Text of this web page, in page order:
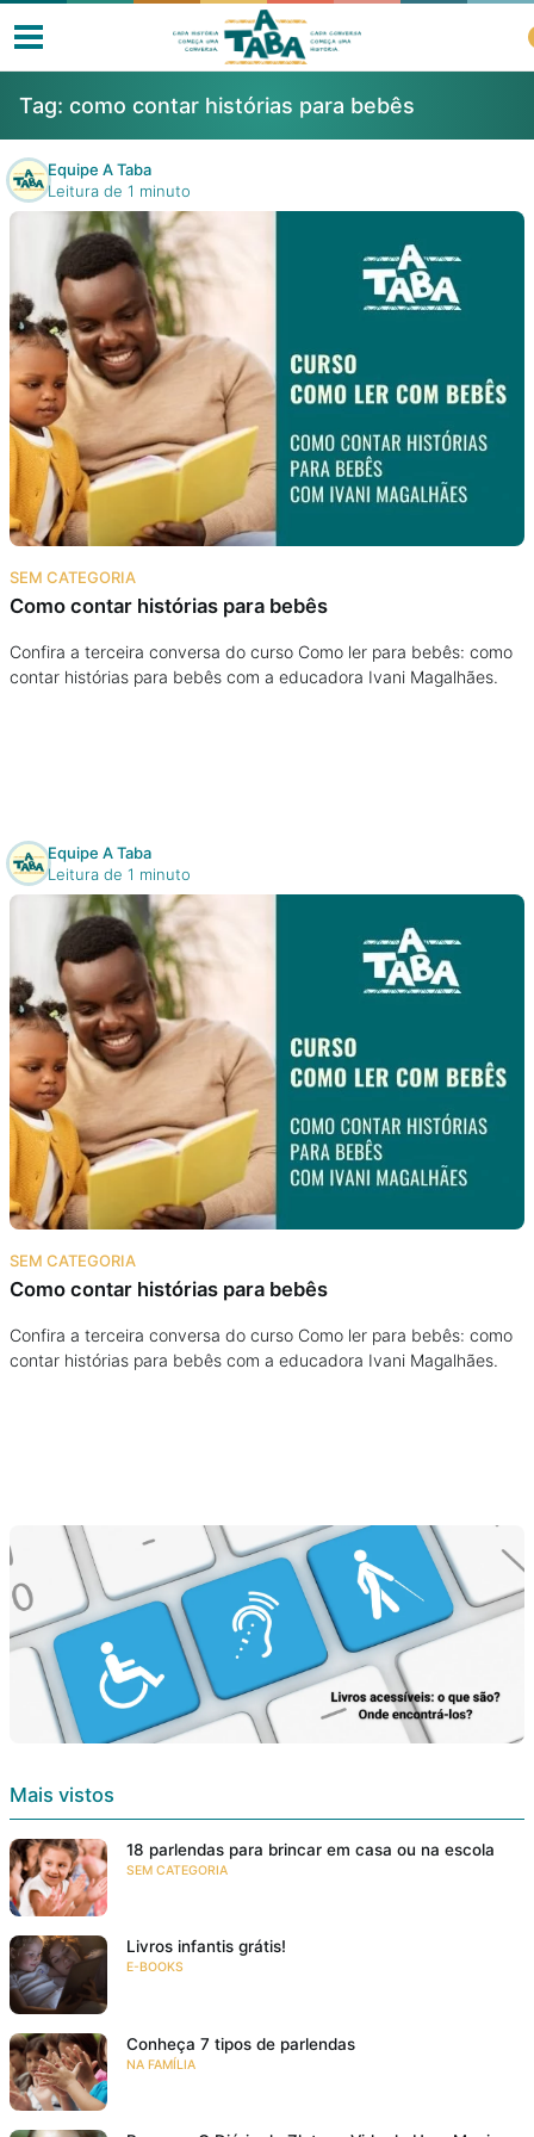
Livros
Resenhas
Clube de Leitores
Listas
Como ler?
Na escola
Na família
Colunas
Cursos On line
E-Books
Eventos
Podcast
Assine
Taba na Escola
Tag: como contar histórias para bebês
Equipe A Taba
Leitura de 1 minuto
SEM CATEGORIA
Como contar histórias para bebês
Confira a terceira conversa do curso Como ler para bebês: como
contar histórias para bebês com a educadora Ivani Magalhães.
Equipe A Taba
Leitura de 1 minuto
SEM CATEGORIA
Como contar histórias para bebês
Confira a terceira conversa do curso Como ler para bebês: como
contar histórias para bebês com a educadora Ivani Magalhães.
Mais vistos
18 parlendas para brincar em casa ou na escola
SEM CATEGORIA
Livros infantis grátis!
E-BOOKS
Conheça 7 tipos de parlendas
NA FAMÍLIA